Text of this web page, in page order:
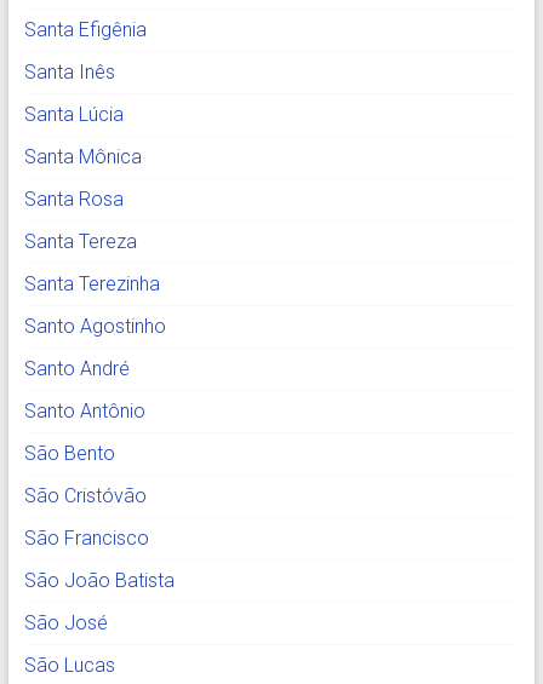
Santa Efigênia
Santa Inês
Santa Lúcia
Santa Mônica
Santa Rosa
Santa Tereza
Santa Terezinha
Santo Agostinho
Santo André
Santo Antônio
São Bento
São Cristóvão
São Francisco
São João Batista
São José
São Lucas